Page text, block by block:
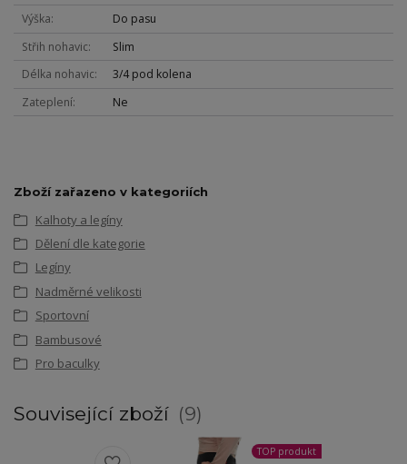
Výška
Do pasu
Střih nohavic
Slim
Délka nohavic
3/4 pod kolena
Zateplení
Ne
Zboží zařazeno v kategoriích
Kalhoty a legíny
Dělení dle kategorie
Legíny
Nadměrné velikosti
Sportovní
Bambusové
Pro baculky
Související zboží 9
TOP produkt